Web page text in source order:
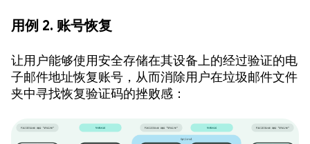
用例 2. 账号恢复
让用户能够使用安全存储在其设备上的经过验证的电
子邮件地址恢复账号，从而消除用户在垃圾邮件文件
夹中寻找恢复验证码的挫败感：